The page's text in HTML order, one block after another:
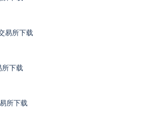
易所下载
所下载
所下载